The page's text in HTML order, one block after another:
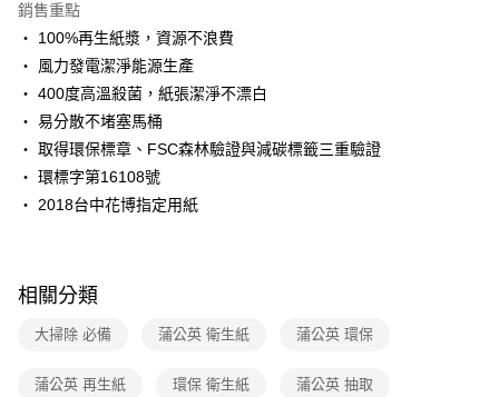
銷售重點
‧ 100%再生紙漿，資源不浪費
‧ 風力發電潔淨能源生產
‧ 400度高溫殺菌，紙張潔淨不漂白
‧ 易分散不堵塞馬桶
‧ 取得環保標章、FSC森林驗證與減碳標籤三重驗證
‧ 環標字第16108號
‧ 2018台中花博指定用紙
相關分類
大掃除 必備 蒲公英 衛生紙 蒲公英 環保
蒲公英 再生紙 環保 衛生紙 蒲公英 抽取